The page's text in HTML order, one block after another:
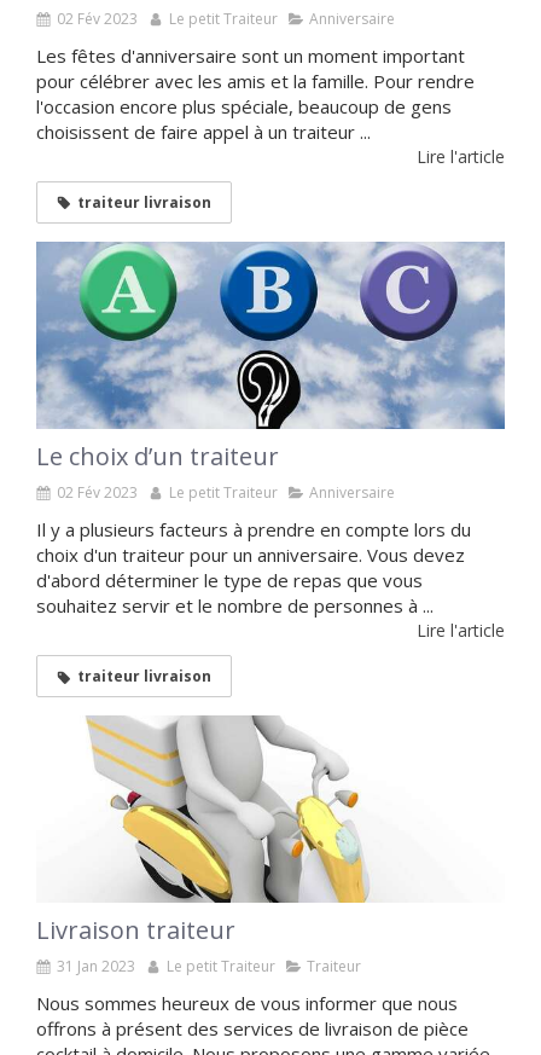
02 Fév 2023 Le petit Traiteur Anniversaire
Les fêtes d'anniversaire sont un moment important
pour célébrer avec les amis et la famille. Pour rendre
l'occasion encore plus spéciale, beaucoup de gens
choisissent de faire appel à un traiteur ...
Lire l'article
traiteur livraison
Le choix d’un traiteur
02 Fév 2023 Le petit Traiteur Anniversaire
Il y a plusieurs facteurs à prendre en compte lors du
choix d'un traiteur pour un anniversaire. Vous devez
d'abord déterminer le type de repas que vous
souhaitez servir et le nombre de personnes à ...
Lire l'article
traiteur livraison
Livraison traiteur
31 Jan 2023 Le petit Traiteur Traiteur
Nous sommes heureux de vous informer que nous
offrons à présent des services de livraison de pièce